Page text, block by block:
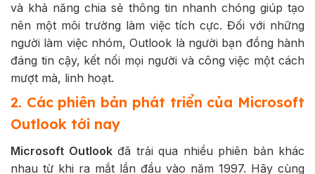
và khả năng chia sẻ thông tin nhanh chóng giúp tạo
nên một môi trường làm việc tích cực. Đối với những
người làm việc nhóm, Outlook là người bạn đồng hành
đáng tin cậy, kết nối mọi người và công việc một cách
mượt mà, linh hoạt.
2. Các phiên bản phát triển của Microsoft
Outlook tới nay
Microsoft Outlookđã trải qua nhiều phiên bản khác
nhau từ khi ra mắt lần đầu vào năm 1997. Hãy cùng